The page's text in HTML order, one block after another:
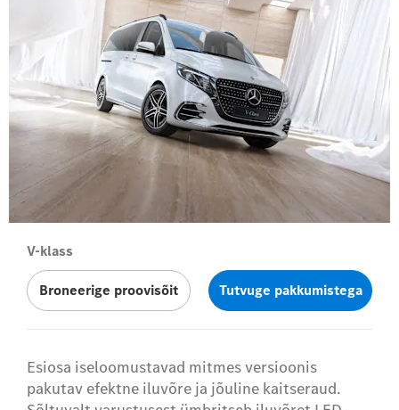
V-klass
Broneerige proovisõit Tutvuge pakkumistega
Esiosa iseloomustavad mitmes versioonis
pakutav efektne iluvõre ja jõuline kaitseraud.